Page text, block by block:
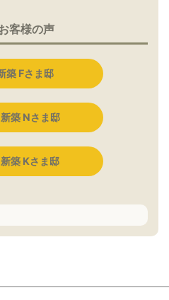
客様の声
築 Fさま邸
築 Nさま邸
築 Kさま邸